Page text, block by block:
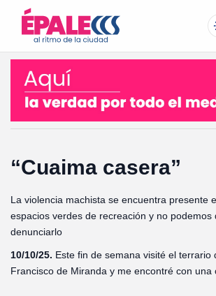
“Cuaima casera”
La violencia machista se encuentra presente
espacios verdes de recreación y no podemos
denunciarlo
10/10/25. Este fin de semana visité el terrario
Francisco de Miranda y me encontré con una